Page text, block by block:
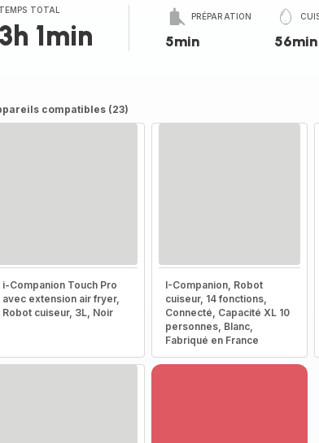
TEMPS TOTAL
3h 1min
PRÉPARATION
5min 56min
compatibles (23)
i-Companion Touch Pro
avec extension air fryer,
Robot cuiseur, 3L, Noir
I-Companion, Robot
cuiseur, 14 fonctions,
Connecté, Capacité XL 10
personnes, Blanc,
Fabriqué en France